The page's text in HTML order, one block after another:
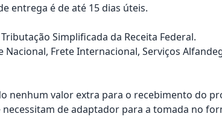
entrega é de até 15 dias úteis.
Simplificada da Receita Federal.
Frete Internacional, Serviços
nenhum valor extra para o recebimento do
necessitam de adaptador para a tomada no